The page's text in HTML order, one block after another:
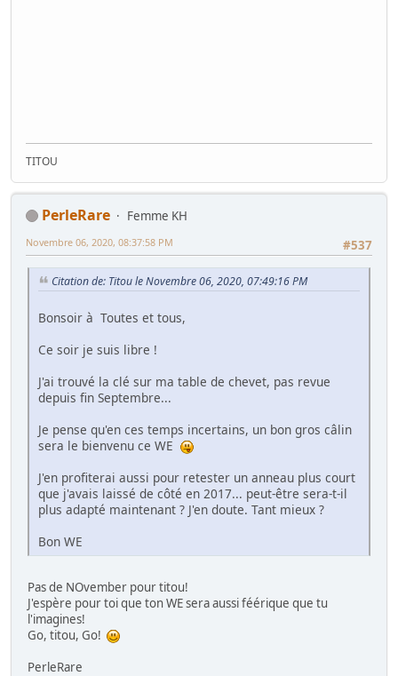
TITOU
PerleRare
Femme KH
#537
Novembre 06, 2020, 08:37:58 PM
Citation de: Titou le Novembre 06, 2020, 07:49:16 PM
Bonsoir à Toutes et tous,
Ce soir je suis libre !
J'ai trouvé la clé sur ma table de chevet, pas revue
depuis fin Septembre...
Je pense qu'en ces temps incertains, un bon gros câlin
sera le bienvenu ce WE
J'en profiterai aussi pour retester un anneau plus court
que j'avais laissé de côté en 2017... peut-être sera-t-il
plus adapté maintenant ? J'en doute. Tant mieux ?
Bon WE
Pas de NOvember pour titou!
J'espère pour toi que ton WE sera aussi féérique que tu
l'imagines!
Go, titou, Go!
PerleRare